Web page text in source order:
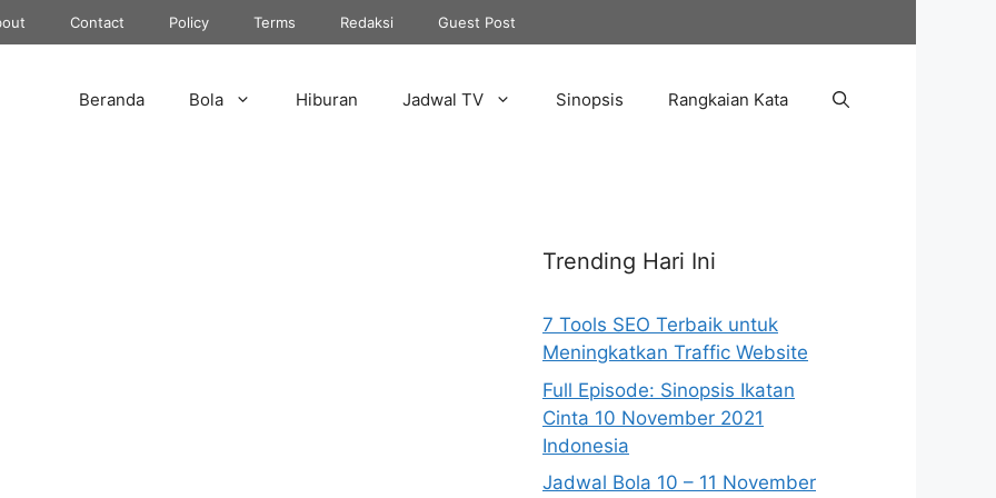
Contact Policy Terms Redaksi Guest Post
Beranda Bola Hiburan Jadwal TV Sinopsis Rangkaian Kata
Trending Hari Ini
7 Tools SEO Terbaik untuk
Meningkatkan Traffic Website
Full Episode: Sinopsis Ikatan
Cinta 10 November 2021
Indonesia
Jadwal Bola 10 – 11 November